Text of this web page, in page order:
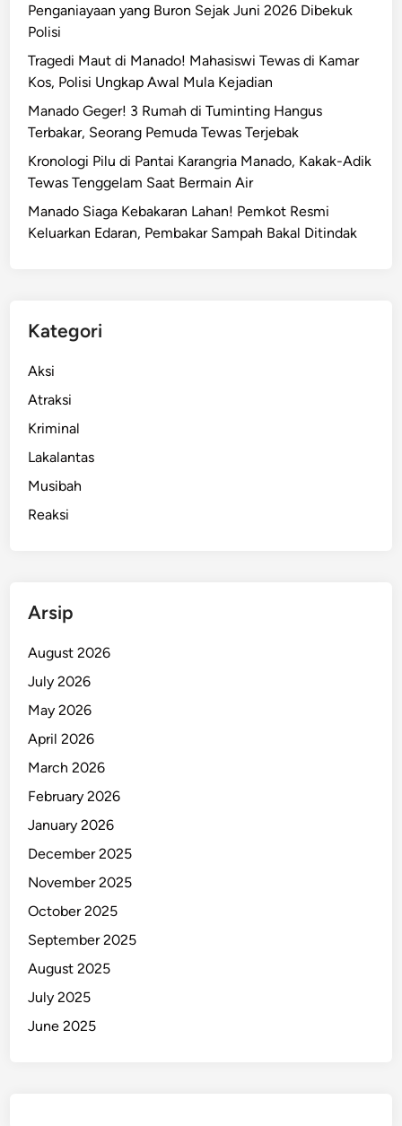
Penganiayaan yang Buron Sejak Juni 2026 Dibekuk
Polisi
Tragedi Maut di Manado! Mahasiswi Tewas di Kamar
Kos, Polisi Ungkap Awal Mula Kejadian
Manado Geger! 3 Rumah di Tuminting Hangus
Terbakar, Seorang Pemuda Tewas Terjebak
Kronologi Pilu di Pantai Karangria Manado, Kakak-Adik
Tewas Tenggelam Saat Bermain Air
Manado Siaga Kebakaran Lahan! Pemkot Resmi
Keluarkan Edaran, Pembakar Sampah Bakal Ditindak
Kategori
Aksi
Atraksi
Kriminal
Lakalantas
Musibah
Reaksi
Arsip
August 2026
July 2026
May 2026
April 2026
March 2026
February 2026
January 2026
December 2025
November 2025
October 2025
September 2025
August 2025
July 2025
June 2025